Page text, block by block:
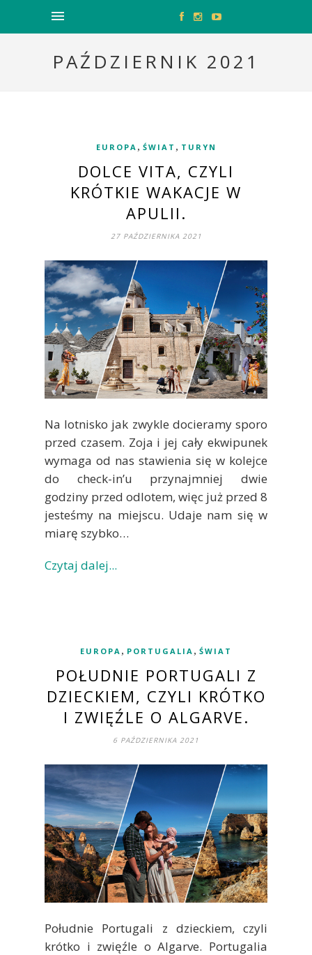
PAŹDZIERNIK 2021
EUROPA , ŚWIAT , TURYN
DOLCE VITA, CZYLI
KRÓTKIE WAKACJE W
APULII.
27 PAŹDZIERNIKA 2021
Na lotnisko jak zwykle docieramy sporo
przed czasem. Zoja i jej cały ekwipunek
wymaga od nas stawienia się w kolejce
do check-in’u przynajmniej dwie
godziny przed odlotem, więc już przed 8
jesteśmy na miejscu. Udaje nam się w
miarę szybko…
Czytaj dalej...
EUROPA , PORTUGALIA , ŚWIAT
POŁUDNIE PORTUGALI Z
DZIECKIEM, CZYLI KRÓTKO
I ZWIĘŹLE O ALGARVE.
6 PAŹDZIERNIKA 2021
Południe Portugali z dzieckiem, czyli
krótko i zwięźle o Algarve. Portugalia